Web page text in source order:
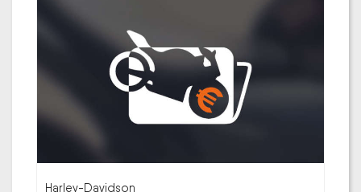
Harley-Davidson